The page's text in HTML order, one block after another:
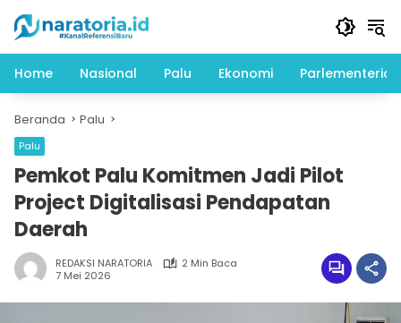
konten
Home
Nasional Palu Ekonomi Parlementeria
Beranda Palu
Palu
Pemkot Palu Komitmen Jadi Pilot
Project Digitalisasi Pendapatan
Daerah
REDAKSI NARATORIA
2 Min Baca
7 Mei 2026